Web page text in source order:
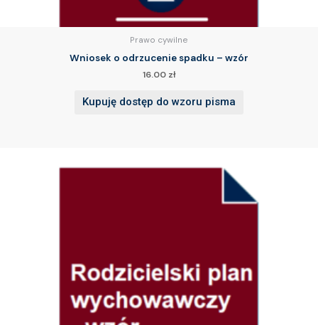
Prawo cywilne
Wniosek o odrzucenie spadku – wzór
16.00 zł
Kupuję dostęp do wzoru pisma